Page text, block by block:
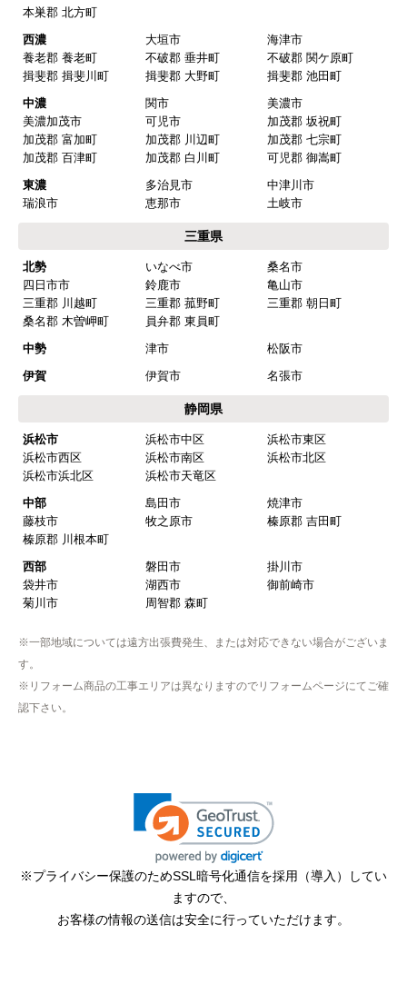
本巣郡 北方町
西濃
大垣市
海津市
養老郡 養老町
不破郡 垂井町
不破郡 関ケ原町
揖斐郡 揖斐川町
揖斐郡 大野町
揖斐郡 池田町
中濃
関市
美濃市
美濃加茂市
可児市
加茂郡 坂祝町
加茂郡 富加町
加茂郡 川辺町
加茂郡 七宗町
加茂郡 百津町
加茂郡 白川町
可児郡 御嵩町
東濃
多治見市
中津川市
瑞浪市
恵那市 土岐市
三重県
北勢 いなべ市
桑名市
四日市市
鈴鹿市
亀山市
三重郡 川越町
三重郡 菰野町
三重郡 朝日町
桑名郡 木曽岬町
員弁郡 東員町
中勢
津市
松阪市
伊賀
伊賀市 名張市
静岡県
浜松市 浜松市中区
浜松市東区
浜松市西区
浜松市南区
浜松市北区
浜松市浜北区
浜松市天竜区
中部
島田市
焼津市
藤枝市
牧之原市
榛原郡 吉田町
榛原郡 川根本町
西部
磐田市
掛川市
袋井市
湖西市
御前崎市
菊川市
周智郡 森町
※一部地域については遠方出張費発生、または対応できない場合がございま
す。
※リフォーム商品の工事エリアは異なりますのでリフォームページにてご確
認下さい。
※プライバシー保護のためSSL暗号化通信を採用（導入）してい
ますので、
お客様の情報の送信は安全に行っていただけます。